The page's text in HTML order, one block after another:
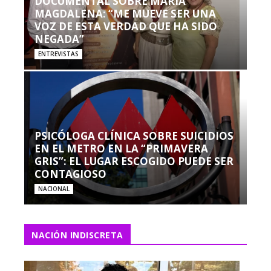
MAGDALENA: “ME MUEVE SER UNA
VOZ DE ESTA VERDAD QUE HA SIDO
NEGADA”
ENTREVISTAS
PSICÓLOGA CLÍNICA SOBRE SUICIDIOS
EN EL METRO EN LA “PRIMAVERA
GRIS”: EL LUGAR ESCOGIDO PUEDE SER
CONTAGIOSO
NACIONAL
NACIÓN INDISCRETA